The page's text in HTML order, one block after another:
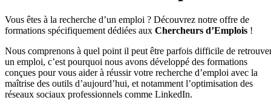
Vous êtes à la recherche d’un emploi ? Découvrez notre offre de
formations spécifiquement dédiées aux Chercheurs d’Emplois !
Nous comprenons à quel point il peut être parfois difficile de
un emploi, c’est pourquoi nous avons développé des formations
conçues pour vous aider à réussir votre recherche d’emploi avec la
maîtrise des outils d’aujourd’hui, et notamment l’optimisation des
réseaux sociaux professionnels comme LinkedIn.